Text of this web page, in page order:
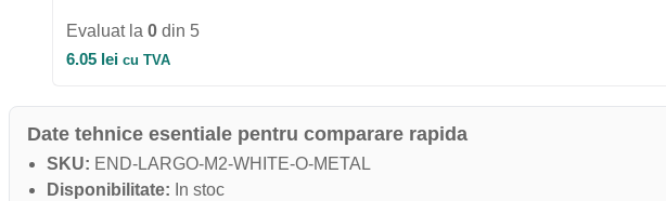
Evaluat la 0 din 5
6.05 lei cu TVA
Date tehnice esentiale pentru comparare rapida
SKU: END-LARGO-M2-WHITE-O-METAL
Disponibilitate: In stoc